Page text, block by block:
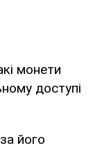
монети
доступі
його